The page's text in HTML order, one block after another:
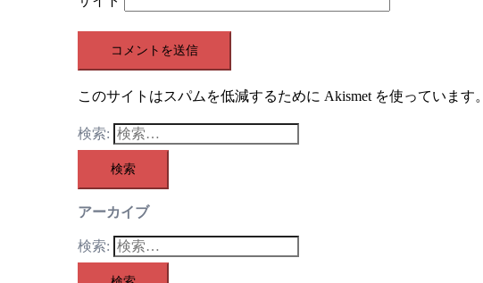
このサイトはスパムを低減するために Akismet を使っています。
検索:
アーカイブ
検索: